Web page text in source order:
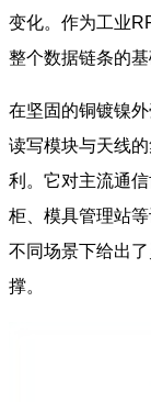
变化。作为工业
整个数据链条的基
在坚固的铜镀镍
读写模块与天线
利。它对主流通
柜、模具管理站
不同场景下给出
撑。